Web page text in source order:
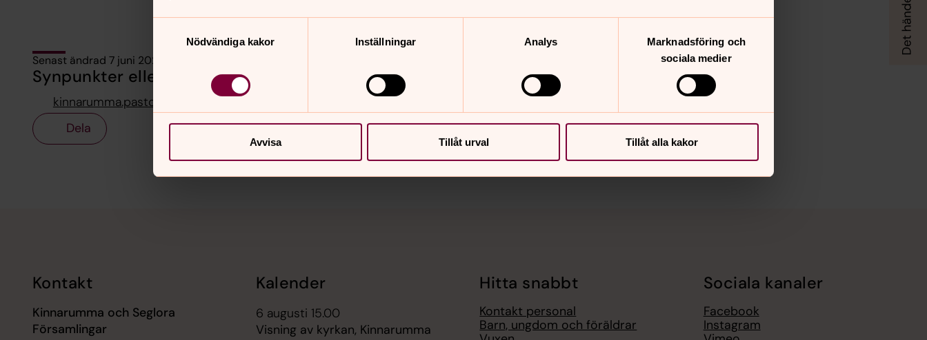
Nödvändiga kakor
Inställningar Analys
Marknadsföring och
sociala medier
Avvisa Tillåt urval Tillåt alla kakor
Senast ändrad 7 juni 2022
Synpunkter eller frågor på sidans innehåll?
kinnarumma.pastorat@svenskakyrkan.se
Dela
Kontakt
Kinnarumma och Seglora
Församlingar
Kalender
6 augusti 15.00
Visning av kyrkan, Kinnarumma
Hitta snabbt
Kontakt personal
Barn, ungdom och föräldrar
Sociala kanaler
Facebook
Instagram